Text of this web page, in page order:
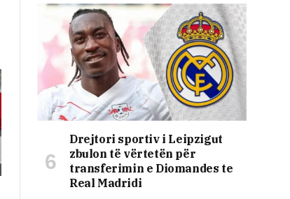
Drejtori sportiv i Leipzigut
zbulon të vërtetën për
transferimin e Diomandes te
Real Madridi